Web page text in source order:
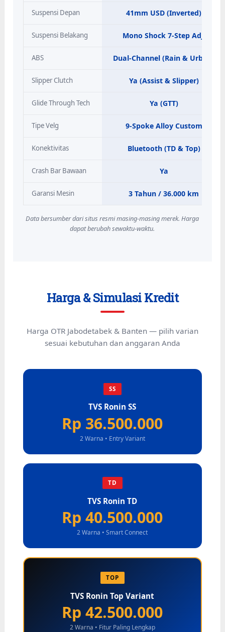
Suspensi Depan 41mm USD (Inverted)
Suspensi Belakang Mono Shock 7-Step Adj.
ABS Dual-Channel (Rain & Urban)
Slipper Clutch Ya (Assist & Slipper)
Glide Through Tech Ya (GTT)
Tipe Velg 9-Spoke Alloy Custom
Konektivitas Bluetooth (TD & Top)
Crash Bar Bawaan Ya
Garansi Mesin 3 Tahun / 36.000 km
Data bersumber dari situs resmi masing-masing merek. Harga
dapat berubah sewaktu-waktu.
Harga & Simulasi Kredit
Harga OTR Jabodetabek & Banten — pilih varian
sesuai kebutuhan dan anggaran Anda
SS
TVS Ronin SS
Rp 36.500.000
2 Warna • Entry Variant
TD
TVS Ronin TD
Rp 40.500.000
2 Warna • Smart Connect
TOP
TVS Ronin Top Variant
Rp 42.500.000
2 Warna • Fitur Paling Lengkap